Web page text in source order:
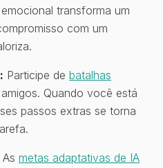
transforma um
com um
Participe de batalhas
Quando você está
passos extras se torna
As metas adaptativas de IA